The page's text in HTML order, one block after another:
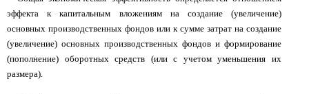
эффекта к капитальным вложениям на создание (увеличение)
основных производственных фондов или к сумме затрат на создание
(увеличение) основных производственных фондов и формирование
(пополнение) оборотных средств (или с учетом уменьшения их
размера).